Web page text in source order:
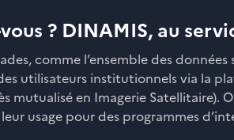
? DINAMIS, au
comme l’ensemble des
utilisateurs institutionnels via la
mutualisé en Imagerie Satellitaire).
usage pour des programmes